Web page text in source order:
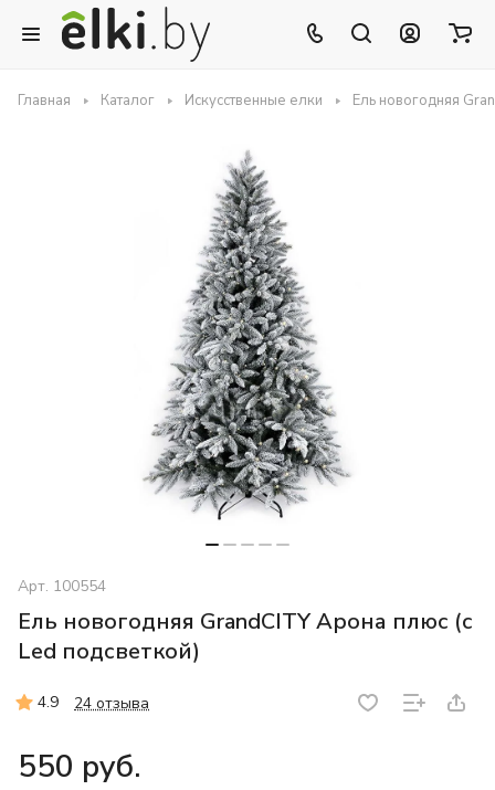
Главная Каталог Искусственные елки Ель новогодняя
Арт. 100554
Ель новогодняя GrandCITY Арона плюс (с
Led подсветкой)
4.9 24 отзыва
550 руб.